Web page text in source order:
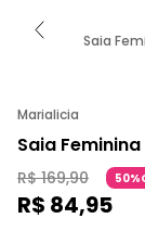
Saia
Marialicia
Saia
R$ 169,90
R$ 84,95